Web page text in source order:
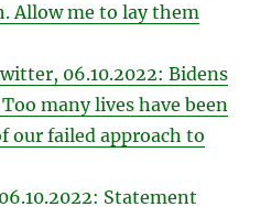
Allow me to lay them
06.10.2022: Bidens
many lives have been
our failed approach to
Statement